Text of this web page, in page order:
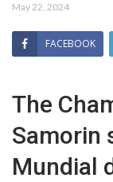
May 22, 2024
FACEBOOK
The
Samorin
Mundial